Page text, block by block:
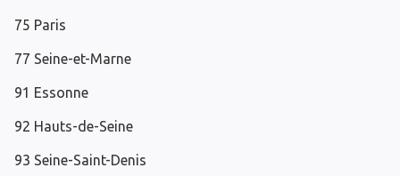
75 Paris
77 Seine-et-Marne
91 Essonne
92 Hauts-de-Seine
93 Seine-Saint-Denis